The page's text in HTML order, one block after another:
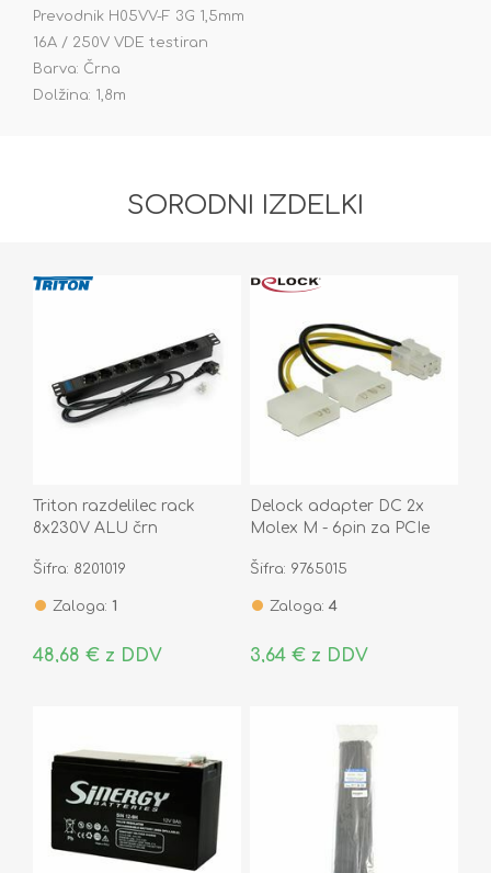
Prevodnik H05VV-F 3G 1,5mm
16A / 250V VDE testiran
Barva: Črna
Dolžina: 1,8m
SORODNI IZDELKI
Triton razdelilec rack
8x230V ALU črn
Šifra: 8201019
Zaloga: 1
48,68 € z DDV
Delock adapter DC 2x
Molex M - 6pin za PCIe
Šifra: 9765015
Zaloga: 4
3,64 € z DDV